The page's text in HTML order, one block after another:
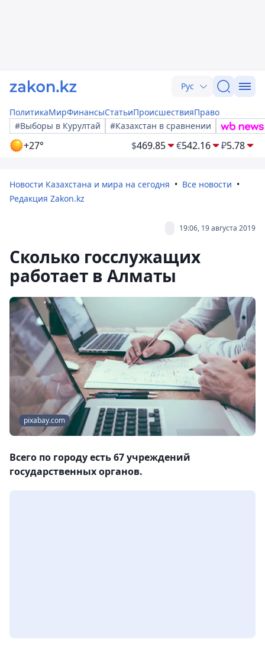
Рус
ПолитикаМирФинансыСтатьиПроисшествияПраво
#Выборы в Курултай
#Казахстан в сравнении
+27° $469.85 €542.16 ₽5.78
Новости Казахстана и мира на сегодня
Все новости
Редакция Zakon.kz
19:06, 19 августа 2019
Сколько госслужащих
работает в Алматы
pixabay.com
Всего по городу есть 67 учреждений
государственных органов.